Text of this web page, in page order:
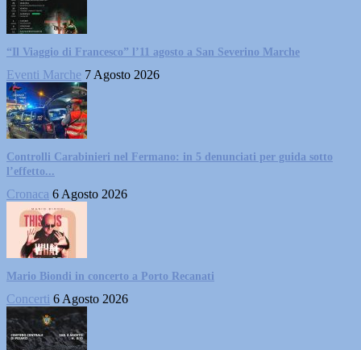
“Il Viaggio di Francesco” l’11 agosto a San Severino Marche
Eventi Marche 7 Agosto 2026
Controlli Carabinieri nel Fermano: in 5 denunciati per guida sotto
l’effetto...
Cronaca 6 Agosto 2026
Mario Biondi in concerto a Porto Recanati
Concerti 6 Agosto 2026